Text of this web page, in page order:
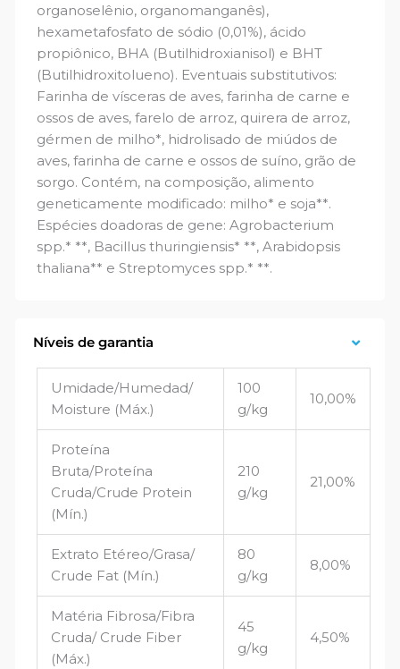
organoselênio, organomanganês),
hexametafosfato de sódio (0,01%), ácido
propiônico, BHA (Butilhidroxianisol) e BHT
(Butilhidroxitolueno). Eventuais substitutivos:
Farinha de vísceras de aves, farinha de carne e
ossos de aves, farelo de arroz, quirera de arroz,
gérmen de milho*, hidrolisado de miúdos de
aves, farinha de carne e ossos de suíno, grão de
sorgo. Contém, na composição, alimento
geneticamente modificado: milho* e soja**.
Espécies doadoras de gene: Agrobacterium
spp.* **, Bacillus thuringiensis* **, Arabidopsis
thaliana** e Streptomyces spp.* **.
Níveis de garantia
Umidade/Humedad/
Moisture (Máx.)
100
g/kg
10,00%
Proteína
Bruta/Proteína
Cruda/Crude Protein
(Mín.)
210
g/kg
21,00%
Extrato Etéreo/Grasa/
Crude Fat (Mín.)
80
g/kg
8,00%
Matéria Fibrosa/Fibra
Cruda/ Crude Fiber
(Máx.)
45
g/kg
4,50%